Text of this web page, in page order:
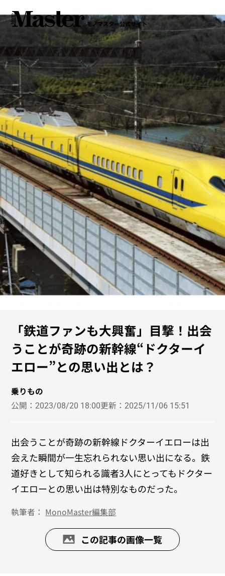
モノマスター公式サイト
「鉄道ファンも大興奮」目撃！出会
うことが奇跡の新幹線“ドクターイ
エロー”との思い出とは？
乗りもの
公開：2023/08/20 18:00更新：2025/11/06 15:51
出会うことが奇跡の新幹線ドクターイエローは出
会えた瞬間が一生忘れられない思い出になる。鉄
道好きとして知られる識者3人にとってもドクター
イエローとの思い出は特別なものだった。
執筆者： MonoMaster編集部
この記事の画像一覧